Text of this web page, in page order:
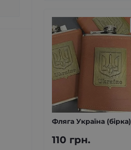
Фляга Україна (бірка)
110 грн.